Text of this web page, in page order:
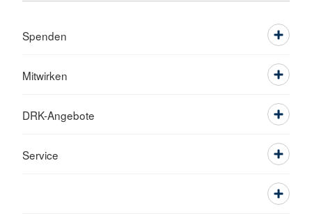
Spenden
Mitwirken
DRK-Angebote
Service